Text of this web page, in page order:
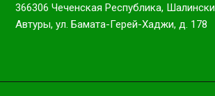
366306 Чеченская Республика,
Автуры, ул. Бамата-Герей-Хаджи, д. 178